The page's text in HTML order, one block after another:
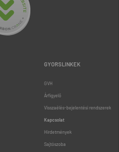
GYORSLINKEK
GVH
Árfigyelő
Visszaélés-bejelentési rendszerek
Kapcsolat
Hirdetmények
Sajtószoba